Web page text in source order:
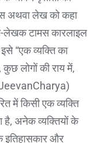
अथवा लेख को कहा
लेखक टामस कारलाइल
इसे “एक व्यक्ति का
लोगों की राय में,
(JeevanCharya)
में किसी एक व्यक्ति
है, अनेक व्यक्तियों के
इतिहासकार और